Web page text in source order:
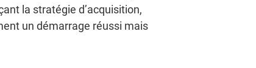
la stratégie d’acquisition,
un démarrage réussi mais